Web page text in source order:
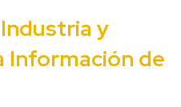
y
Información de